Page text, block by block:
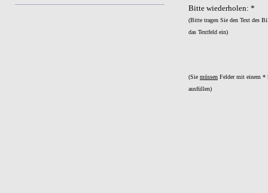
Bitte wiederholen: *
(Bitte tragen Sie den Text des
das Textfeld ein)
(Sie müssen Felder mit einem *
ausfüllen)